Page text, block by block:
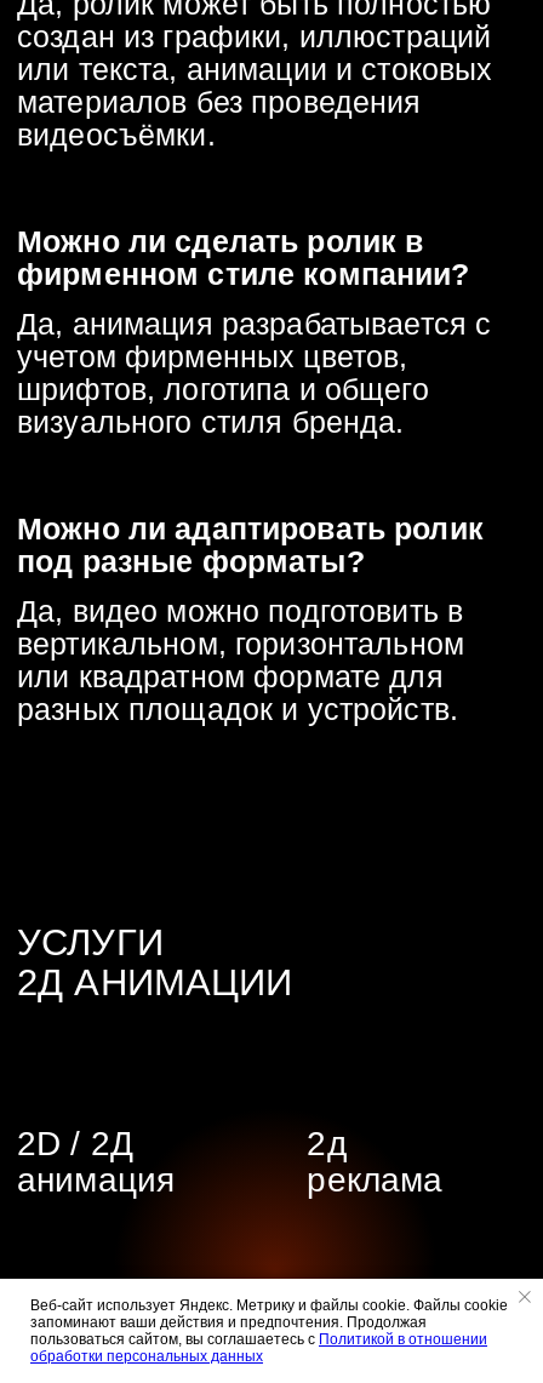
Веб-сайт использует Яндекс. Метрику и файлы cookie. Файлы cookie
запоминают ваши действия и предпочтения. Продолжая
пользоваться сайтом, вы соглашаетесь с Политикой в отношении
обработки персональных данных